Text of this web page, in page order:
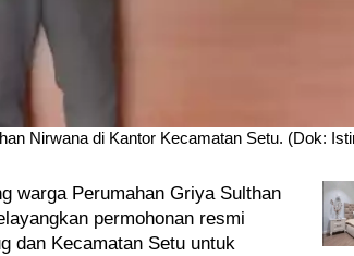
Nirwana di Kantor Kecamatan Setu. (Dok:
warga Perumahan Griya Sulthan
permohonan resmi
dan Kecamatan Setu untuk